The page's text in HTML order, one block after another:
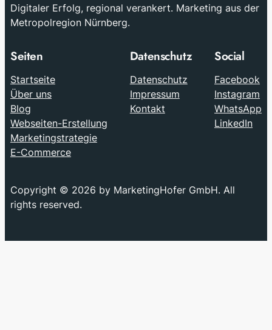
Digitaler Erfolg, regional verankert. Marketing aus der
Metropolregion Nürnberg.
Seiten
Startseite
Über uns
Blog
Webseiten-Erstellung
Marketingstrategie
E-Commerce
Datenschutz
Datenschutz
Impressum
Kontakt
Social
Facebook
Instagram
WhatsApp
LinkedIn
Copyright © 2026 by MarketingHofer GmbH. All
rights reserved.